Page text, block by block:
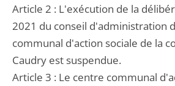
Article 2 : L'exécution de la
2021 du conseil d'administration
communal d'action sociale de la
Caudry est suspendue.
Article 3 : Le centre communal